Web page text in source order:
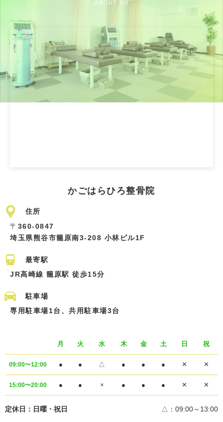
ABOUT US
かごはらひろ整骨院
住所
〒 360-0847
埼玉県熊谷市籠原南3-208 小林ビル1F
最寄駅
JR高崎線 籠原駅 徒歩15分
駐車場
専用駐車場1台、共用駐車場3台
月 火 水 木 金 土 日 祝
09:00〜12:00 ● ● △ ● ● ● ✕ ✕
15:00〜20:00 ● ● × ● ● ● ✕ ✕
定休日：日曜・祝日 △：09:00～13:00